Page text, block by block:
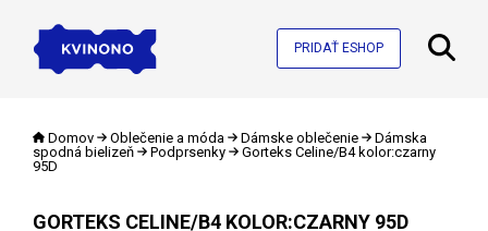
PRIDAŤ ESHOP
Domov Oblečenie a móda Dámske oblečenie
Dámska
spodná bielizeň
Podprsenky
Gorteks Celine/B4 kolor:czarny
95D
GORTEKS CELINE/B4 KOLOR:CZARNY 95D